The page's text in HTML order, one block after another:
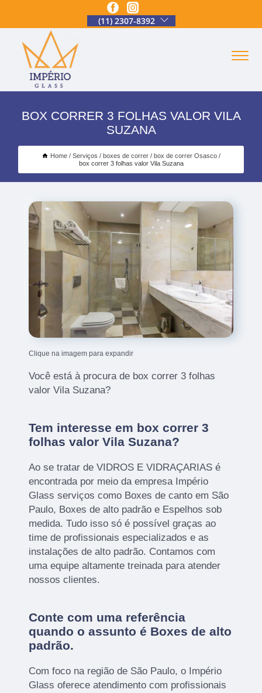
(11) 2307-8392
BOX CORRER 3 FOLHAS VALOR VILA
SUZANA
Home Serviços boxes de correr
box de correr Osasco
box correr 3 folhas valor Vila Suzana
Clique na imagem para expandir
Você está à procura de box correr 3 folhas
valor Vila Suzana?
Tem interesse em box correr 3
folhas valor Vila Suzana?
Ao se tratar de VIDROS E VIDRAÇARIAS é
encontrada por meio da empresa Império
Glass serviços como Boxes de canto em São
Paulo, Boxes de alto padrão e Espelhos sob
medida. Tudo isso só é possível graças ao
time de profissionais especializados e as
instalações de alto padrão. Contamos com
uma equipe altamente treinada para atender
nossos clientes.
Conte com uma referência
quando o assunto é Boxes de alto
padrão.
Com foco na região de São Paulo, o Império
Glass oferece atendimento com profissionais